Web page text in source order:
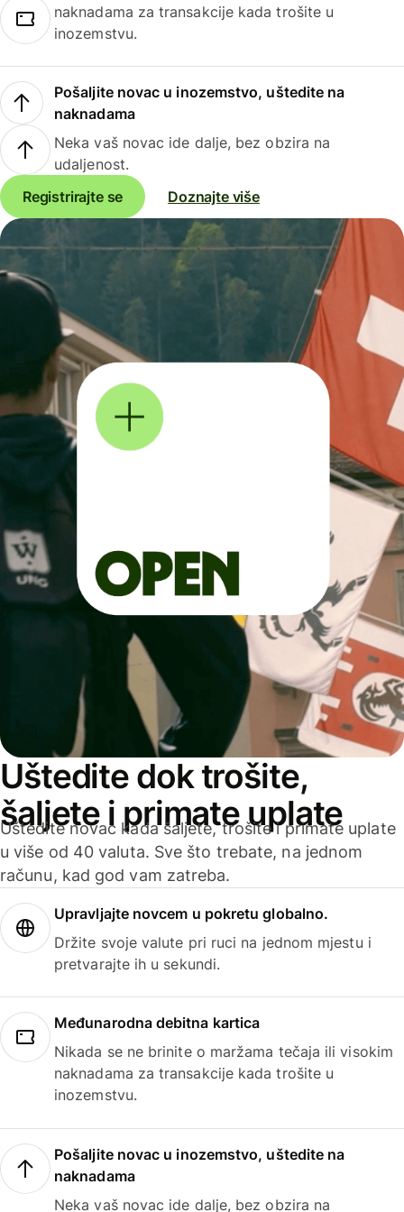
naknadama za transakcije kada trošite u
inozemstvu.
Pošaljite novac u inozemstvo, uštedite na
naknadama
Neka vaš novac ide dalje, bez obzira na
udaljenost.
Registrirajte se
Doznajte više
Uštedite dok trošite,
šaljete i primate uplate
Uštedite novac kada šaljete, trošite i primate uplate
u više od 40 valuta. Sve što trebate, na jednom
računu, kad god vam zatreba.
Upravljajte novcem u pokretu globalno.
Držite svoje valute pri ruci na jednom mjestu i
pretvarajte ih u sekundi.
Međunarodna debitna kartica
Nikada se ne brinite o maržama tečaja ili visokim
naknadama za transakcije kada trošite u
inozemstvu.
Pošaljite novac u inozemstvo, uštedite na
naknadama
Neka vaš novac ide dalje, bez obzira na